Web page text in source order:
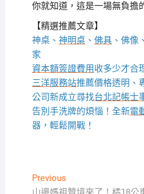
你就知道，這是一場無負擔
【精選推薦文章】
神桌、 神明桌、 佛具、佛像
家
資本額簽證費用收多少才合
三洋服務站推薦價格透明、
公司新成立尋找台北記帳士
告別手洗牌的煩惱！全新電
器，輕鬆開戰！
文
PreviousPrevious
post: